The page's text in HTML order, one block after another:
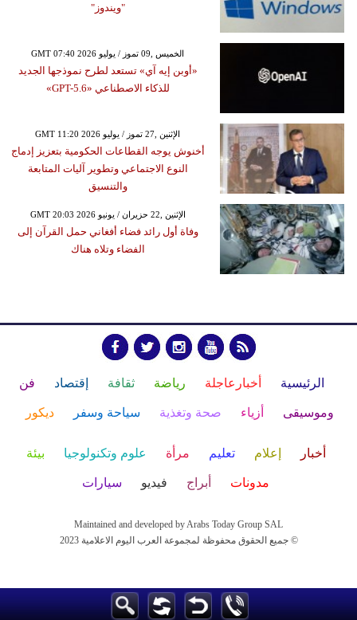
"ويندوز"
GMT 07:40 2026 الخميس ,09 تموز / يوليو
«أوبن إيه آي» تستعد لطرح نموذجها الجديد
للذكاء الاصطناعي «GPT-5.6»
GMT 11:20 2026 الإثنين ,27 تموز / يوليو
أخنوش يوجه القطاعات الحكومية بتعزيز إدماج
النوع الاجتماعي وتطوير آليات المتابعة
والتنسيق
GMT 20:03 2026 الإثنين ,22 حزيران / يونيو
وفاة أول رائد فضاء أفغاني حمل القرآن إلى
الفضاء وتلاه هناك
الرئيسية أخبارعاجلة رياضة ثقافة إقتصاد فن
وموسيقى أزياء صحة وتغذية سياحة وسفر ديكور
أخبار إعلام تعليم مرأة علوم وتكنولوجيا بيئة
مدونات أبراج فيديو سيارات
Maintained and developed by Arabs Today Group SAL
جميع الحقوق محفوظة لمجموعة العرب اليوم الاعلامية 2023 ©